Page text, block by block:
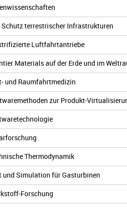
terrestrischer Infrastrukturen
Luftfahrtantriebe
Materials auf der Erde und im
und Raumfahrtmedizin
zur Produkt-
Thermodynamik
und Simulation für Gasturbinen
Forschung